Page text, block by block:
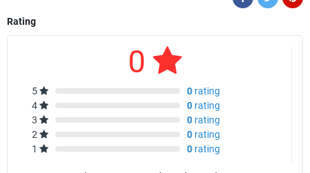
Rating
0
5 0 rating
4
0 rating
3
0 rating
2
0 rating
1
0 rating